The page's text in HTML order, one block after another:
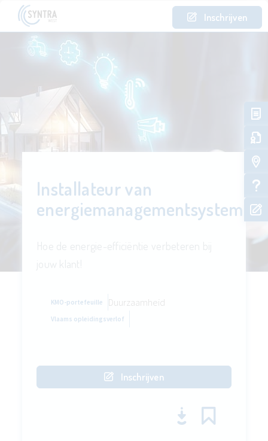
Inschrijven
Installateur van
energiemanagementsystemen
KMO-portefeuille Duurzaamheid
Vlaams opleidingsverlof
Inschrijven